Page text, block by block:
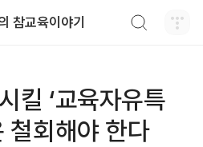
참교육이야기
킬 ‘교육자유특
철회해야 한다